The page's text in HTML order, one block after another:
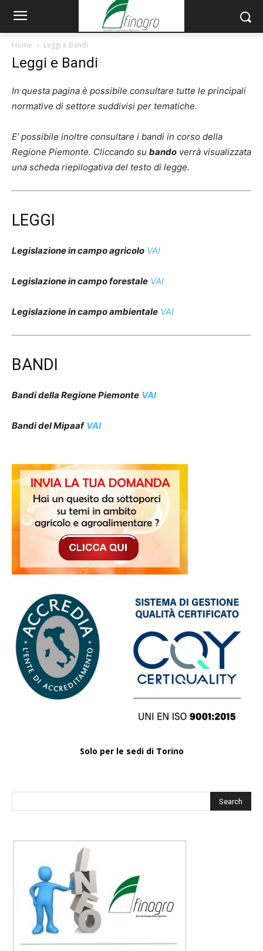
Home Leggi e Bandi
Leggi e Bandi
In questa pagina è possibile consultare tutte le principali
normative di settore suddivisi per tematiche.
E’ possibile inoltre consultare i bandi in corso della
Regione Piemonte. Cliccando su bando verrà visualizzata
una scheda riepilogativa del testo di legge.
LEGGI
Legislazione in campo agricolo VAI
Legislazione in campo forestale VAI
Legislazione in campo ambientale VAI
BANDI
Bandi della Regione Piemonte VAI
Bandi del Mipaaf VAI
Solo per le sedi di Torino